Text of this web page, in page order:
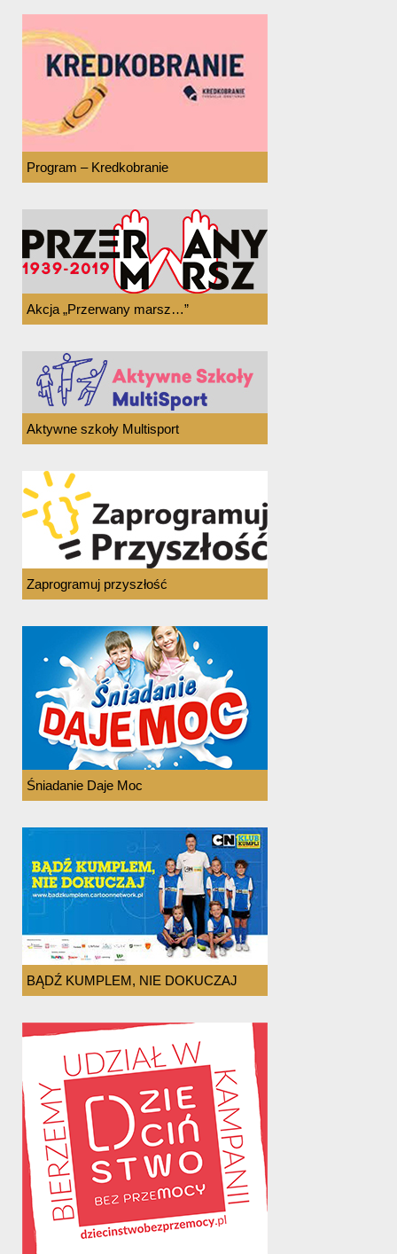
Program – Kredkobranie
Akcja „Przerwany marsz…”
Aktywne szkoły Multisport
Zaprogramuj przyszłość
Śniadanie Daje Moc
BĄDŹ KUMPLEM, NIE DOKUCZAJ